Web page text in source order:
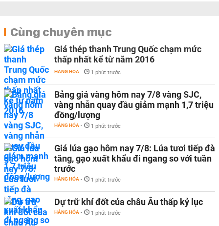
Cùng chuyên mục
Giá thép thanh Trung Quốc chạm mức
thấp nhất kể từ năm 2016
HÀNG HÓA - 1 phút trước
Bảng giá vàng hôm nay 7/8 vàng SJC,
vàng nhẫn quay đầu giảm mạnh 1,7 triệu
đồng/lượng
HÀNG HÓA - 1 phút trước
Giá lúa gạo hôm nay 7/8: Lúa tươi tiếp đà
tăng, gạo xuất khẩu đi ngang so với tuần
trước
HÀNG HÓA - 1 phút trước
Dự trữ khí đốt của châu Âu thấp kỷ lục
HÀNG HÓA - 1 phút trước